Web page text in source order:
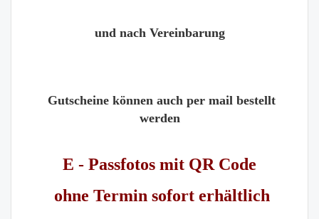
und nach Vereinbarung
Gutscheine können auch per mail bestellt
werden
E - Passfotos mit QR Code
ohne Termin sofort erhältlich